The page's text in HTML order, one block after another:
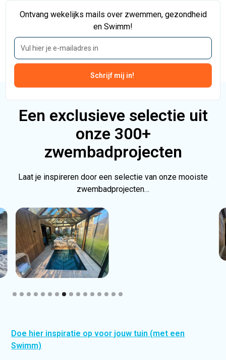
Ontvang wekelijks mails over zwemmen, gezondheid
en Swimm!
Een exclusieve selectie uit
onze 300+
zwembadprojecten
Laat je inspireren door een selectie van onze mooiste
zwembadprojecten…
Slide 8 of 16.
Doe hier inspiratie op voor jouw tuin (met een
Swimm)